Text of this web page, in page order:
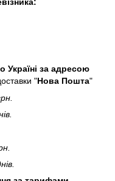
Україні за адресою
"Нова Пошта"